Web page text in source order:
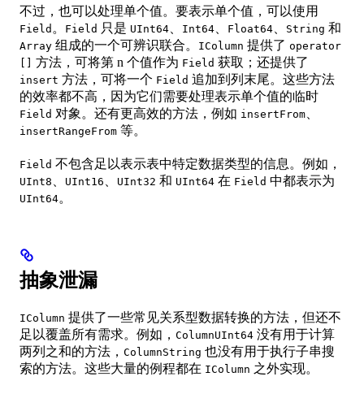
不过，也可以处理单个值。要表示单个值，可以使用
Field 。 Field 只是 UInt64 Int64 Float64 String 和
Array 组成的一个可辨识联合。 IColumn 提供了 operator
方法，可将第 n 个值作为 Field 获取；还提供了
insert 方法，可将一个 Field 追加到列末尾。这些方法
的效率都不高，因为它们需要处理表示单个值的临时
Field 对象。还有更高效的方法，例如 insertFrom
insertRangeFrom 等。
Field 不包含足以表示表中特定数据类型的信息。例如，
UInt8 UInt16 UInt32 和 UInt64 在 Field 中都表示为
UInt64。
抽象泄漏
IColumn 提供了一些常见关系型数据转换的方法，但还不
足以覆盖所有需求。例如， ColumnUInt64 没有用于计算
两列之和的方法， ColumnString 也没有用于执行子串搜
索的方法。这些大量的例程都在 IColumn 之外实现。